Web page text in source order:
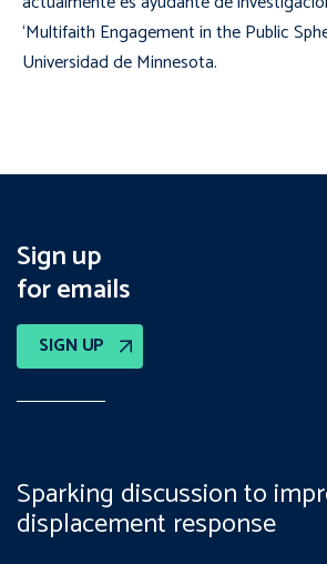
‘Multifaith Engagement in the Public
Universidad de Minnesota.
Sign up
for emails
SIGN UP
Sparking discussion to
displacement response